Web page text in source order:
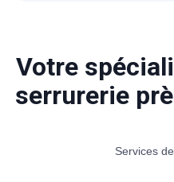
Votre
serrurerie
Services